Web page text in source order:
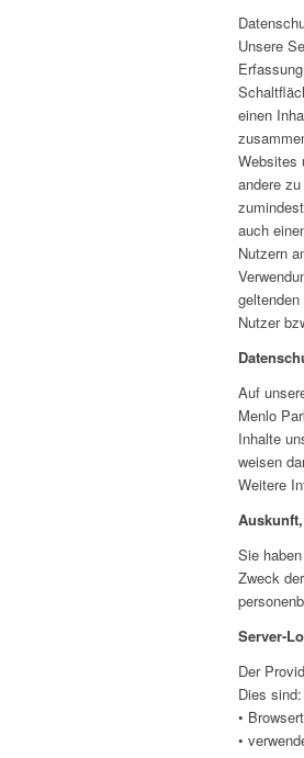
Unsere
einen
Websites
andere
auch
Nutzern
Nutzer
Auf
Menlo
Inhalte
weisen
Weitere
Sie
Zweck
Server-
Der
Dies sind:
•
•